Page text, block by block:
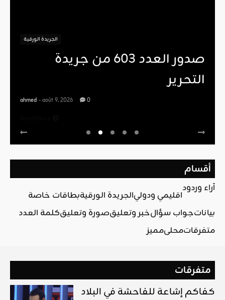
الجريدة الورقية
صدور العدد 603 من جريدة
التحرير
ahmed - août 9, 2026 0
أقسام
آراء وردود
اقليمي ودوليالجريدة الورقيةبطاقات خاصة
بياناتجواب سؤالخبر وتعليقصورة وتعليقكلمة العدد
متفرقاتمحليمميز
متفرقات
كفاكم إشاعة للفاحشة في البلاد